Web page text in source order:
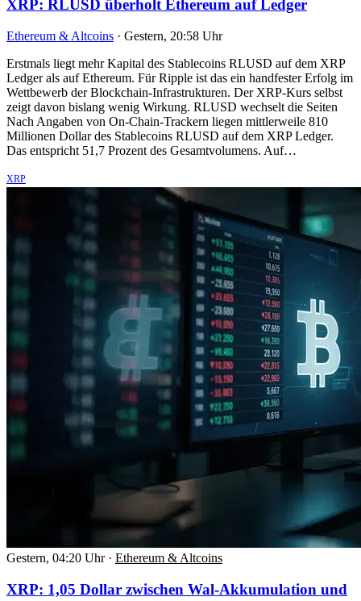
XRP: RLUSD überholt Ethereum auf Ledger
Ethereum & Altcoins · Gestern, 20:58 Uhr
Erstmals liegt mehr Kapital des Stablecoins RLUSD auf dem XRP
Ledger als auf Ethereum. Für Ripple ist das ein handfester Erfolg im
Wettbewerb der Blockchain-Infrastrukturen. Der XRP-Kurs selbst
zeigt davon bislang wenig Wirkung. RLUSD wechselt die Seiten
Nach Angaben von On-Chain-Trackern liegen mittlerweile 810
Millionen Dollar des Stablecoins RLUSD auf dem XRP Ledger.
Das entspricht 51,7 Prozent des Gesamtvolumens. Auf…
XRP
Gestern, 04:20 Uhr · Ethereum & Altcoins
XRP: 1,05 Dollar zwischen Wal-Akkumulation und